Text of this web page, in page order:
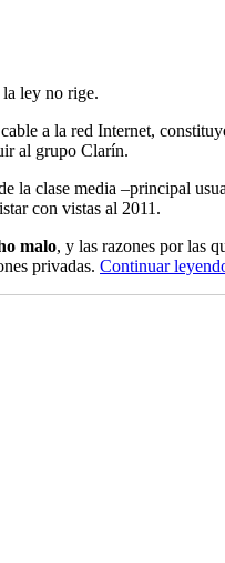
ley no rige.
a la red Internet,
al grupo Clarín.
la clase media –principal
con vistas al 2011.
malo, y las razones por las
privadas. Continuar